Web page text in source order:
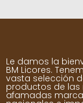
Le damos la
BM Licores.
vasta selección
productos de las
afamadas